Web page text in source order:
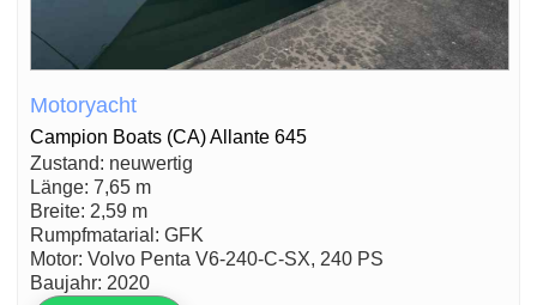
Motoryacht
Campion Boats (CA) Allante 645
Zustand: neuwertig
Länge: 7,65 m
Breite: 2,59 m
Rumpfmatarial: GFK
Motor: Volvo Penta V6-240-C-SX, 240 PS
Baujahr: 2020